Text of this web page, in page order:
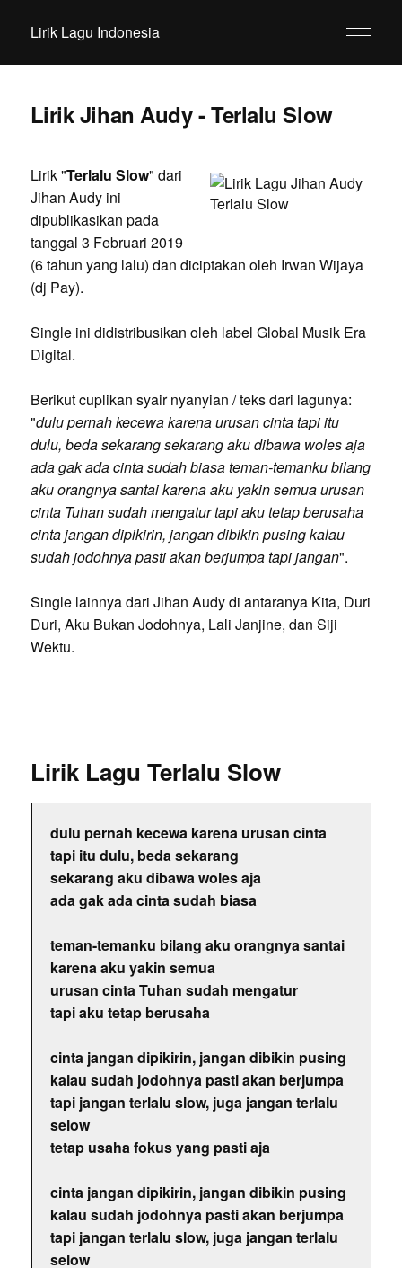
Lirik Lagu Indonesia
Lirik Jihan Audy - Terlalu Slow
Lirik "Terlalu Slow" dari
Jihan Audy ini
dipublikasikan pada
tanggal 3 Februari 2019
(6 tahun yang lalu) dan diciptakan oleh Irwan Wijaya
(dj Pay).
Single ini didistribusikan oleh label Global Musik Era
Digital.
Berikut cuplikan syair nyanyian / teks dari lagunya:
"dulu pernah kecewa karena urusan cinta tapi itu
dulu, beda sekarang sekarang aku dibawa woles aja
ada gak ada cinta sudah biasa teman-temanku bilang
aku orangnya santai karena aku yakin semua urusan
cinta Tuhan sudah mengatur tapi aku tetap berusaha
cinta jangan dipikirin, jangan dibikin pusing kalau
sudah jodohnya pasti akan berjumpa tapi jangan".
Single lainnya dari Jihan Audy di antaranya Kita, Duri
Duri, Aku Bukan Jodohnya, Lali Janjine, dan Siji
Wektu.
Lirik Lagu Terlalu Slow
dulu pernah kecewa karena urusan cinta
tapi itu dulu, beda sekarang
sekarang aku dibawa woles aja
ada gak ada cinta sudah biasa
teman-temanku bilang aku orangnya santai
karena aku yakin semua
urusan cinta Tuhan sudah mengatur
tapi aku tetap berusaha
cinta jangan dipikirin, jangan dibikin pusing
kalau sudah jodohnya pasti akan berjumpa
tapi jangan terlalu slow, juga jangan terlalu
selow
tetap usaha fokus yang pasti aja
cinta jangan dipikirin, jangan dibikin pusing
kalau sudah jodohnya pasti akan berjumpa
tapi jangan terlalu slow, juga jangan terlalu
selow